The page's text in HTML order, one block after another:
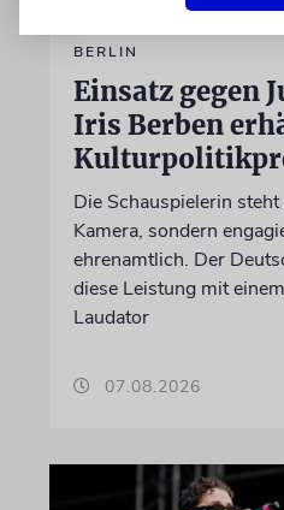
BERLIN
Einsatz gegen
Iris Berben
Die Schauspielerin
Kamera, sondern
ehrenamtlich. Der
diese Leistung mit
Laudator
07.08.2026